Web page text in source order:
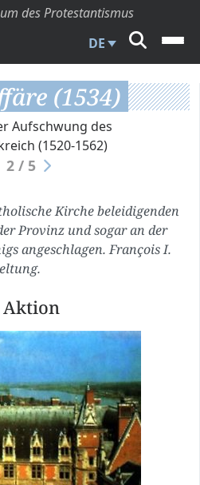
des Protestantismus
DE
(1534)
Aufschwung des
(1520-1562)
2 / 5
Kirche beleidigenden
Provinz und sogar an der
angeschlagen. François I.
Aktion